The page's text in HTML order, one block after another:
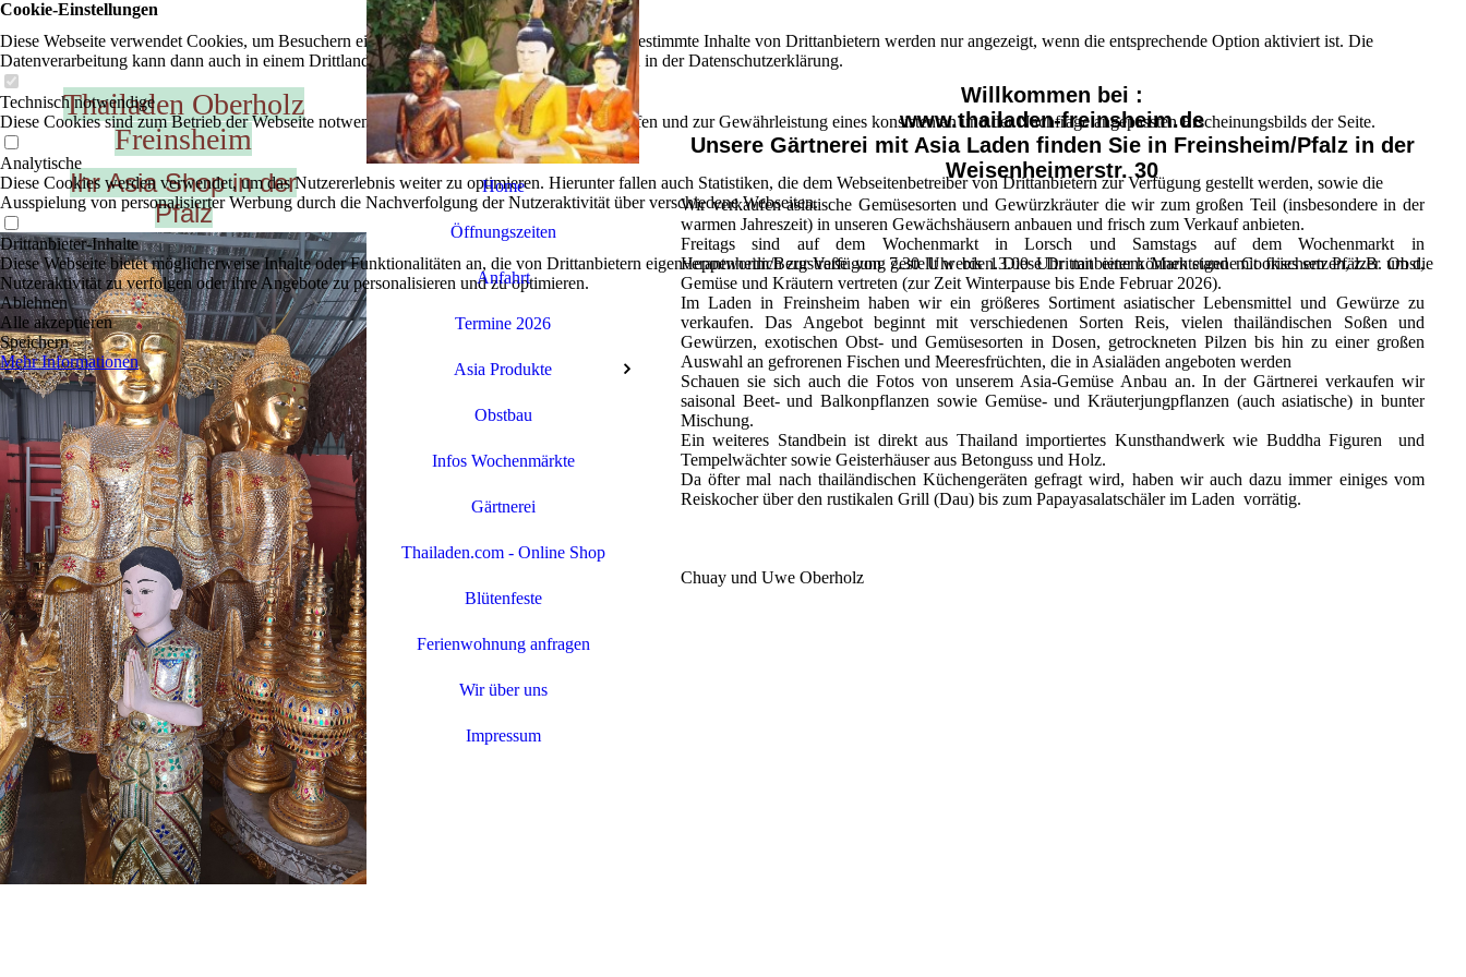
Thailaden Oberholz
Freinsheim
Ihr Asia Shop in der
Pfalz
Home
Öffnungszeiten
Anfahrt
Termine 2026
Asia Produkte
Obstbau
Infos Wochenmärkte
Gärtnerei
Thailaden.com - Online Shop
Blütenfeste
Ferienwohnung anfragen
Wir über uns
Impressum
Willkommen bei :
www.thailaden-freinsheim.de
Unsere Gärtnerei mit Asia Laden finden Sie in Freinsheim/Pfalz in der
Weisenheimerstr. 30
Wir verkaufen asiatische Gemüsesorten und Gewürzkräuter die wir zum großen Teil (insbesondere in der
warmen Jahreszeit) in unseren Gewächshäusern anbauen und frisch zum Verkauf anbieten.
Freitags sind auf dem Wochenmarkt in Lorsch und Samstags auf dem Wochenmarkt in
Heppenheim/Bergstraße von 7.30 Uhr bis 13.00 Uhr mit einem Marktstand mit frischem Pfälzer Obst,
Gemüse und Kräutern vertreten (zur Zeit Winterpause bis Ende Februar 2026).
Im Laden in Freinsheim haben wir ein größeres Sortiment asiatischer Lebensmittel und Gewürze zu
verkaufen. Das Angebot beginnt mit verschiedenen Sorten Reis, vielen thailändischen Soßen und
Gewürzen, exotischen Obst- und Gemüsesorten in Dosen, getrockneten Pilzen bis hin zu einer großen
Auswahl an gefrorenen Fischen und Meeresfrüchten, die in Asialäden angeboten werden
Schauen sie sich auch die Fotos von unserem Asia-Gemüse Anbau an. In der Gärtnerei verkaufen wir
saisonal Beet- und Balkonpflanzen sowie Gemüse- und Kräuterjungpflanzen (auch asiatische) in bunter
Mischung.
Ein weiteres Standbein ist direkt aus Thailand importiertes Kunsthandwerk wie Buddha Figuren und
Tempelwächter sowie Geisterhäuser aus Betonguss und Holz.
Da öfter mal nach thailändischen Küchengeräten gefragt wird, haben wir auch dazu immer einiges vom
Reiskocher über den rustikalen Grill (Dau) bis zum Papayasalatschäler im Laden vorrätig.
Chuay und Uwe Oberholz
Cookie-Einstellungen
Diese Webseite verwendet Cookies, um Besuchern ein optimales Nutzererlebnis zu bieten. Bestimmte Inhalte von Drittanbietern werden nur angezeigt, wenn die entsprechende Option aktiviert ist. Die
Datenverarbeitung kann dann auch in einem Drittland erfolgen. Weitere Informationen hierzu in der Datenschutzerklärung.
Technisch notwendige
Diese Cookies sind zum Betrieb der Webseite notwendig, z.B. zum Schutz vor Hackerangriffen und zur Gewährleistung eines konsistenten und der Nachfrage angepassten Erscheinungsbilds der Seite.
Analytische
Diese Cookies werden verwendet, um das Nutzererlebnis weiter zu optimieren. Hierunter fallen auch Statistiken, die dem Webseitenbetreiber von Drittanbietern zur Verfügung gestellt werden, sowie die
Ausspielung von personalisierter Werbung durch die Nachverfolgung der Nutzeraktivität über verschiedene Webseiten.
Drittanbieter-Inhalte
Diese Webseite bietet möglicherweise Inhalte oder Funktionalitäten an, die von Drittanbietern eigenverantwortlich zur Verfügung gestellt werden. Diese Drittanbieter können eigene Cookies setzen, z.B. um die
Nutzeraktivität zu verfolgen oder ihre Angebote zu personalisieren und zu optimieren.
Ablehnen
Alle akzeptieren
Speichern
Mehr Informationen